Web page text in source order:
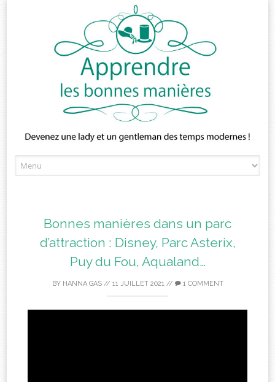
to
Bonnes manières dans un parc
d’attraction : Disney, Parc Asterix,
Puy du Fou, Aqualand…
BY HANNA GAS// 11 JUILLET 2021// 1 COMMENT